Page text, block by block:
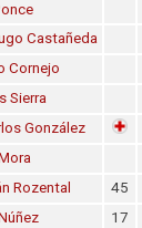
Castañeda
Cornejo
Sierra
González
Rozental
45
17